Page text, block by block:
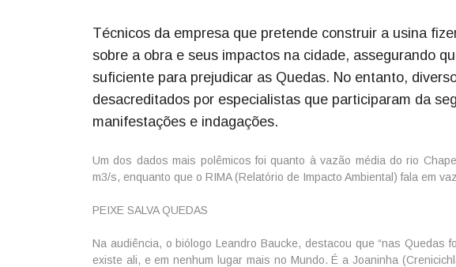
Técnicos da empresa que pretende construir a usina
sobre a obra e seus impactos na cidade, assegurando
suficiente para prejudicar as Quedas. No entanto,
desacreditados por especialistas que participaram da
manifestações e indagações.
Um dos dados mais polêmicos foi quanto à vazão média do rio
m3/s, enquanto que o RIMA (Relatório de Impacto Ambiental) fala em
PEIXE SALVA QUEDAS
Na audiência, o biólogo Leandro Baucke, destacou que “nas Quedas
existe ali, e em nenhum lugar mais no Mundo. É a Joaninha